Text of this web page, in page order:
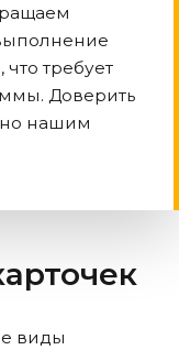
требует
Доверить
нашим
виды